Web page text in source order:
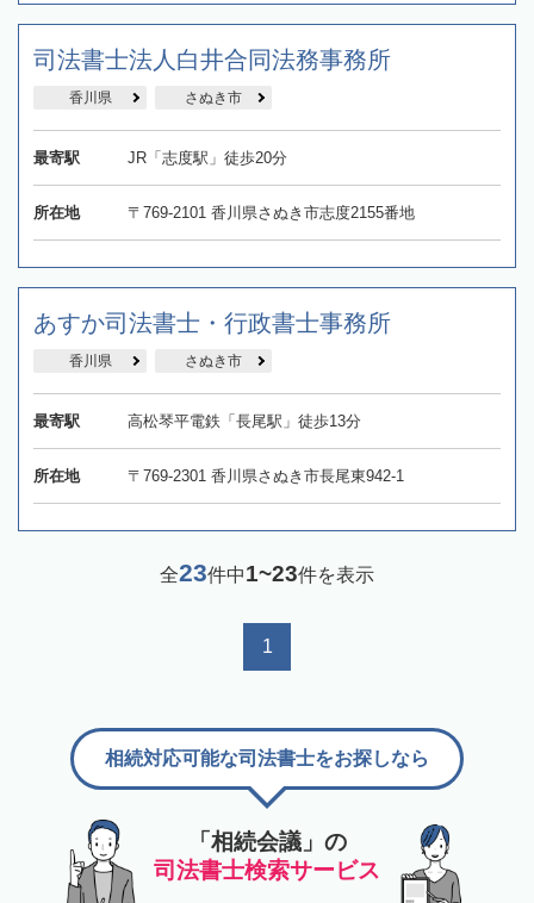
司法書士法人白井合同法務事務所
香川県 さぬき市
最寄駅 JR「志度駅」徒歩20分
所在地 〒769-2101 香川県さぬき市志度2155番地
あすか司法書士・行政書士事務所
香川県 さぬき市
最寄駅 高松琴平電鉄「長尾駅」徒歩13分
所在地 〒769-2301 香川県さぬき市長尾東942-1
全23件中1~23件を表示
1
「相続会議」の
司法書士検索サービス
相続対応可能な司法書士をお探しなら